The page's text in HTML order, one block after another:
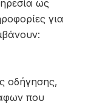
ως
για
οδήγησης,
που